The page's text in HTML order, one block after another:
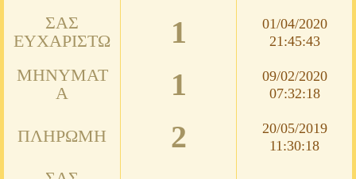
ΣΑΣ
ΕΥΧΑΡΙΣΤΏ
1
01/04/2020
21:45:43
ΜΗΝΎΜΑΤ
Α
1
09/02/2020
07:32:18
ΠΛΗΡΩΜΉ 2
20/05/2019
11:30:18